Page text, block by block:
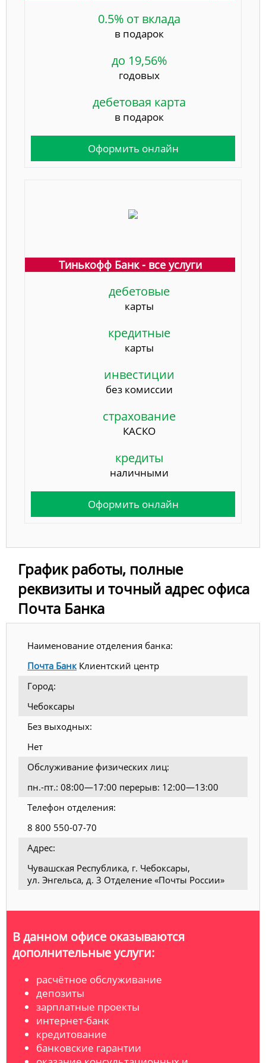
0.5% от вклада
в подарок
до 19,56%
годовых
дебетовая карта
в подарок
Оформить онлайн
Тинькофф Банк - все услуги
дебетовые
карты
кредитные
карты
инвестиции
без комиссии
страхование
КАСКО
кредиты
наличными
Оформить онлайн
График работы, полные
реквизиты и точный адрес офиса
Почта Банка
Наименование отделения банка:
Почта БанкКлиентский центр
Город:
Чебоксары
Без выходных:
Нет
Обслуживание физических лиц:
пн.-пт.: 08:00—17:00 перерыв: 12:00—13:00
Телефон отделения:
8 800 550-07-70
Адрес:
Чувашская Республика, г. Чебоксары,
ул. Энгельса, д. 3 Отделение «Почты России»
В данном офисе оказываются
дополнительные услуги:
расчётное обслуживание
депозиты
зарплатные проекты
интернет-банк
кредитование
банковские гарантии